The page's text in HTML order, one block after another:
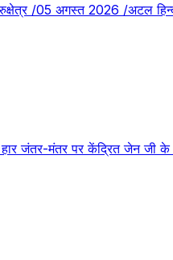
/05 अगस्त 2026 /अटल
जंतर-मंतर पर केंद्रित जेन